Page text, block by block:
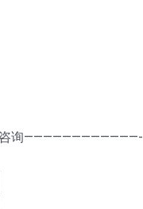
咨询————————————-